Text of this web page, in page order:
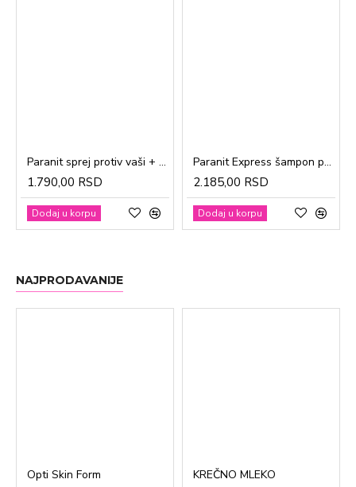
Paranit sprej protiv vaši + češalj 100ml
1.790,00 RSD
Dodaj u korpu
Paranit Express šampon protiv vaši + češalj 200ml
2.185,00 RSD
Dodaj u korpu
NAJPRODAVANIJE
Opti Skin Form KREČNO MLEKO